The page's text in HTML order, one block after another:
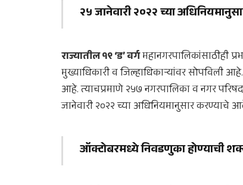
२५ जानेवारी २०२२ च्या
राज्यातील १९ ‘ड’ वर्गमहानगरपालिकांसाठीही
मुख्याधिकारी व जिल्हाधिकाऱ्यांवर सोपविली
आहे. त्याचप्रमाणे २५७ नगरपालिका व नगर
जानेवारी २०२२ च्या अधिनियमानुसार
ऑक्टोबरमध्ये निवडणुका होण्याची